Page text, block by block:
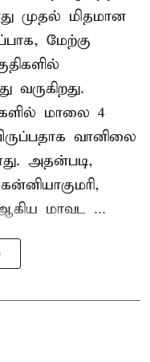
முதல் மிதமான
மேற்கு
மாலை 4
வானிலை
அதன்படி,
மாவட ...